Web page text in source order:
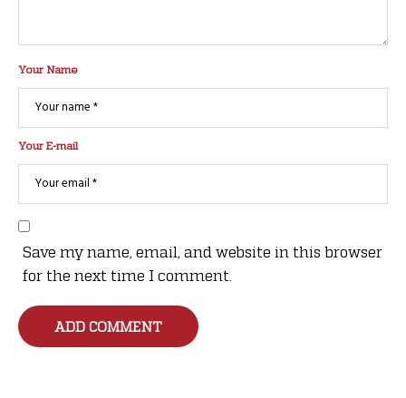
Your Name
Your E-mail
Save my name, email, and website in this browser
for the next time I comment.